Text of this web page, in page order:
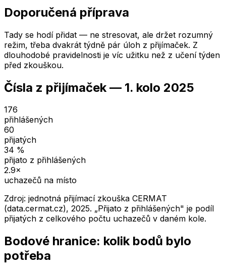
Doporučená příprava
Tady se hodí přidat — ne stresovat, ale držet rozumný
režim, třeba dvakrát týdně pár úloh z přijímaček. Z
dlouhodobé pravidelnosti je víc užitku než z učení týden
před zkouškou.
Čísla z přijímaček — 1. kolo 2025
176
přihlášených
60
přijatých
34 %
přijato z přihlášených
2.9×
uchazečů na místo
Zdroj: jednotná přijímací zkouška CERMAT
(data.cermat.cz), 2025. „Přijato z přihlášených" je podíl
přijatých z celkového počtu uchazečů v daném kole.
Bodové hranice: kolik bodů bylo
potřeba